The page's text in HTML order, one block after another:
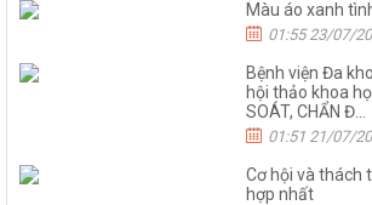
Màu áo xanh
01:55 23/07/
Bệnh viện Đa
hội thảo khoa
SOÁT, CHẨN Đ...
01:51 21/07/
Cơ hội và thách
hợp nhất